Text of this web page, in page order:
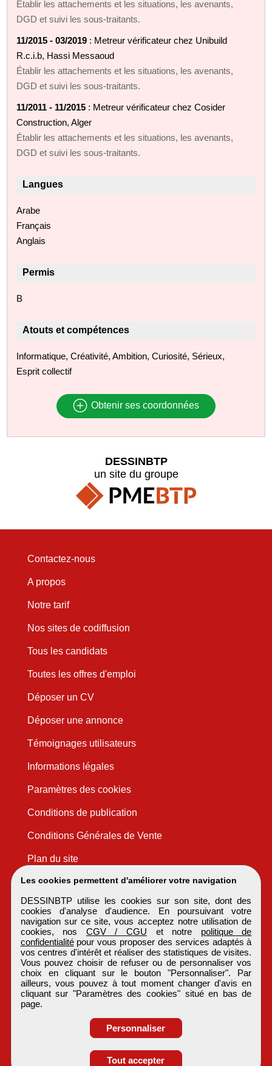
Obtenir ses
Établir les attachements et les situations, les avenants,
DGD et suivi les sous-traitants.
11/2015 - 03/2019 : Metreur vérificateur chez Unibuild
R.c.i.b, Hassi Messaoud
Établir les attachements et les situations, les avenants,
DGD et suivi les sous-traitants.
11/2011 - 11/2015 : Metreur vérificateur chez Cosider
Construction, Alger
Établir les attachements et les situations, les avenants,
DGD et suivi les sous-traitants.
Langues
Arabe
Français
Anglais
Permis
B
Atouts et compétences
Informatique, Créativité, Ambition, Curiosité, Sérieux,
Esprit collectif
Obtenir ses coordonnées
Les cookies permettent d'améliorer votre navigation
DESSINBTP utilise les cookies sur son site, dont des
cookies d'analyse d'audience. En poursuivant votre
navigation sur ce site, vous acceptez notre utilisation de
cookies, nos CGV / CGU et notre politique de
confidentialitépour vous proposer des services adaptés à
vos centres d'intérêt et réaliser des statistiques de visites.
Vous pouvez choisir de refuser ou de personnaliser vos
choix en cliquant sur le bouton "Personnaliser". Par
ailleurs, vous pouvez à tout moment changer d'avis en
cliquant sur "Paramètres des cookies" situé en bas de
page.
Personnaliser
Tout accepter
DESSINBTP
un site du groupe
Contactez-nous
A propos
Notre tarif
Nos sites de codiffusion
Tous les candidats
Toutes les offres d'emploi
Déposer un CV
Déposer une annonce
Témoignages utilisateurs
Informations légales
Paramètres des cookies
Conditions de publication
Conditions Générales de Vente
Plan du site